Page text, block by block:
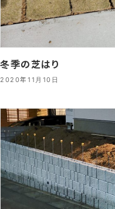
冬季の芝はり
2020年11月10日